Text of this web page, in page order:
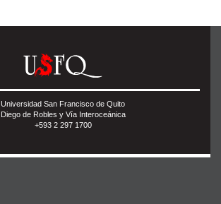
Universidad San Francisco de Quito
Diego de Robles y Vía Interoceánica
+593 2 297 1700